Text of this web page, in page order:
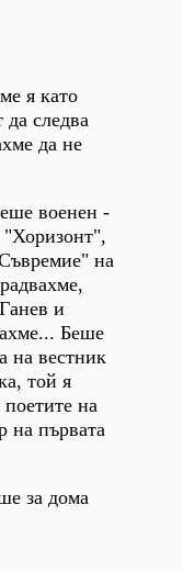
я като
следва
да не
военен -
"Хоризонт",
на
и
Беше
на вестник
той я
на
на първата
за дома